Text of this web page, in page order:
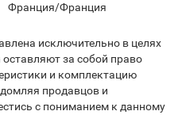
Франция/Франция
исключительно в целях
за собой право
и комплектацию
продавцов и
с пониманием к данному